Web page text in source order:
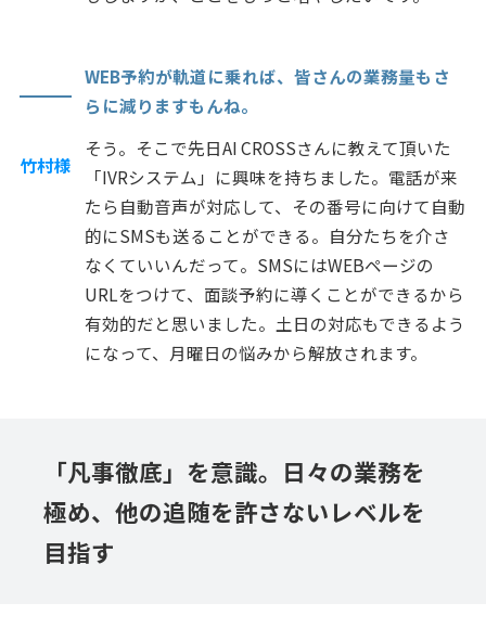
WEB予約が軌道に乗れば、皆さんの業務量もさ
らに減りますもんね。
竹村様
そう。そこで先日AI CROSSさんに教えて頂いた
「IVRシステム」に興味を持ちました。電話が来
たら自動音声が対応して、その番号に向けて自動
的にSMSも送ることができる。自分たちを介さ
なくていいんだって。SMSにはWEBページの
URLをつけて、面談予約に導くことができるから
有効的だと思いました。土日の対応もできるよう
になって、月曜日の悩みから解放されます。
「凡事徹底」を意識。日々の業務を
極め、他の追随を許さないレベルを
目指す